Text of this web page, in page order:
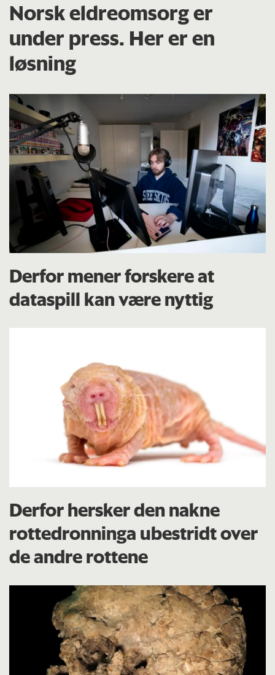
Norsk eldreomsorg er
under press. Her er en
løsning
Derfor mener forskere at
dataspill kan være nyttig
Derfor hersker den nakne
rottedronninga ubestridt over
de andre rottene